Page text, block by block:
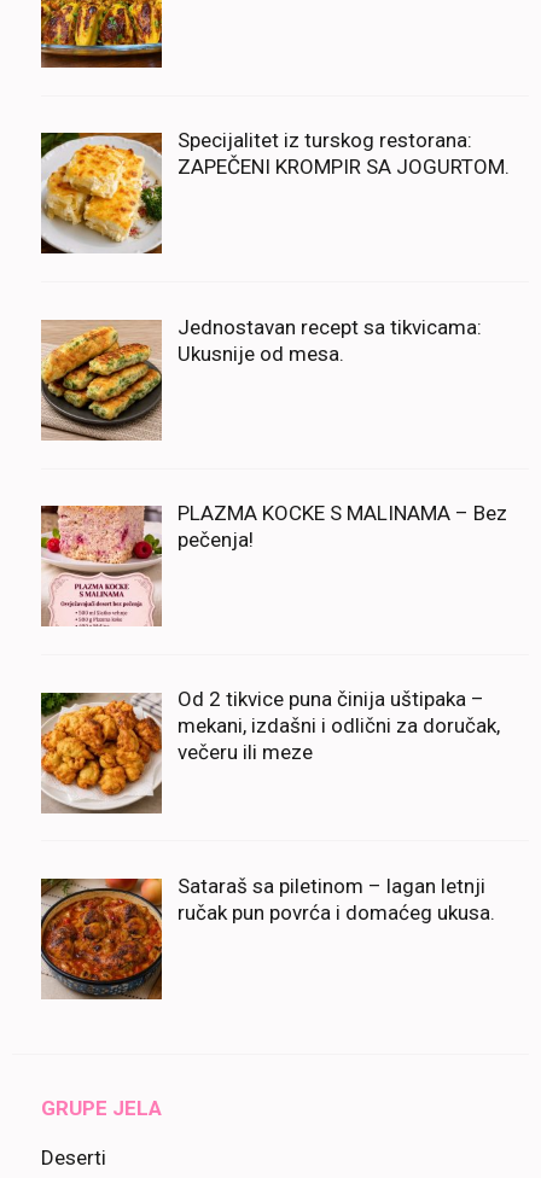
Specijalitet iz turskog restorana:
ZAPEČENI KROMPIR SA JOGURTOM.
Jednostavan recept sa tikvicama:
Ukusnije od mesa.
PLAZMA KOCKE S MALINAMA – Bez
pečenja!
Od 2 tikvice puna činija uštipaka –
mekani, izdašni i odlični za doručak,
večeru ili meze
Sataraš sa piletinom – lagan letnji
ručak pun povrća i domaćeg ukusa.
GRUPE JELA
Deserti